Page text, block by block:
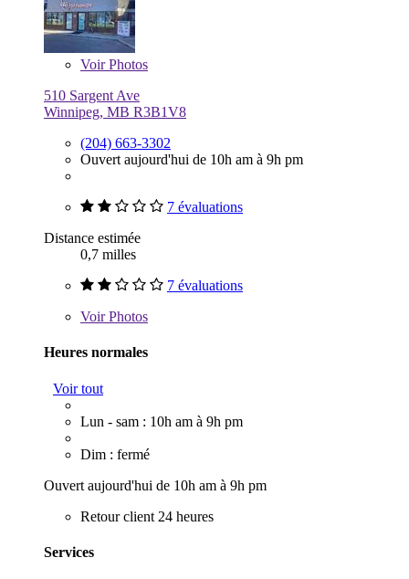
VoirPhotos
510 Sargent Ave
Winnipeg, MB R3B1V8
(204) 663-3302
Ouvert aujourd'hui de 10h am à 9h pm
7 évaluations
Distance estimée
0,7 milles
7 évaluations
VoirPhotos
Heures normales
Voir tout
Lun - sam : 10h am à 9h pm
Dim : fermé
Ouvert aujourd'hui de 10h am à 9h pm
Retour client 24 heures
Services